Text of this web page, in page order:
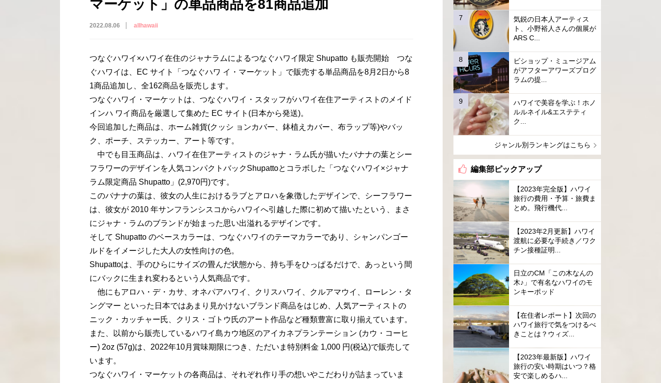
マーケット」の単品商品を81商品追加
2022.08.06 allhawaii
つなぐハワイ×ハワイ在住のジャナラムによるつなぐハワイ限定 Shupatto も販売開始 つな
ぐハワイは、EC サイト「つなぐハワ イ・マーケット」で販売する単品商品を8月2日から8
1商品追加し、全162商品を販売します。
つなぐハワイ・マーケットは、つなぐハワイ・スタッフがハワイ在住アーティストのメイド
インハ ワイ商品を厳選して集めた EC サイト(日本から発送)。
今回追加した商品は、ホーム雑貨(クッシ ョンカバー、鉢植えカバー、布ラップ等)やバッ
ク、ポーチ、ステッカー、アート等です。
中でも目玉商品は、ハワイ在住アーティストのジャナ・ラム氏が描いたバナナの葉とシー
フラワーのデザインを人気コンパクトバックShupattoとコラボした「つなぐハワイ×ジャナ
ラム限定商品 Shupatto」(2,970円)です。
このバナナの葉は、彼女の人生におけるラブとアロハを象徴したデザインで、シーフラワー
は、彼女が 2010 年サンフランシスコからハワイへ引越した際に初めて描いたという、まさ
にジャナ・ラムのブランドが始まった思い出溢れるデザインです。
そして Shupatto のベースカラーは、つなぐハワイのテーマカラーであり、シャンパンゴー
ルドをイメージした大人の女性向けの色。
Shupattoは、手のひらにサイズの畳んだ状態から、持ち手をひっぱるだけで、あっという間
にバックに生まれ変わるという人気商品です。
他にもアロハ・デ・カサ、オネパアハワイ、クリスハワイ、クルアマウイ、ローレン・タ
ングマー といった日本ではあまり見かけないブランド商品をはじめ、人気アーティストの
ニック・カッチャー氏、クリス・ゴトウ氏のアート作品など種類豊富に取り揃えています。
また、以前から販売しているハワイ島カウ地区のアイカネプランテーション (カウ・コーヒ
ー) 2oz (57g)は、2022年10月賞味期限につき、ただいま特別料金 1,000 円(税込)で販売して
います。
つなぐハワイ・マーケットの各商品は、それぞれ作り手の想いやこだわりが詰まっていま
気鋭の日本人アーティス
ト、小野裕人さんの個展が
ARS C...
ビショップ・ミュージアム
がアフターアワーズプログ
ラムの提...
ハワイで美容を学ぶ！ホノ
ルルネイル&エステティ
ク...
ジャンル別ランキングはこちら
編集部ピックアップ
【2023年完全版】ハワイ
旅行の費用・予算・旅費ま
とめ。飛行機代...
【2023年2月更新】ハワイ
渡航に必要な手続き／ワク
チン接種証明...
日立のCM「この木なんの
木♪」で有名なハワイのモ
ンキーポッド
【在住者レポート】次回の
ハワイ旅行で気をつけるべ
きことは？ウィズ...
【2023年最新版】ハワイ
旅行の安い時期はいつ？格
安で楽しめるハ...